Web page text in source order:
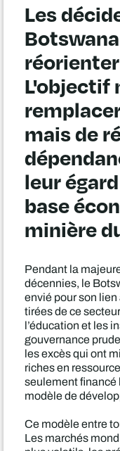
Les
L'objectif
mais de
leur
base
minière
Pendant la
décennies, le
envié pour son
tirées de ce
l’éducation et les
gouvernance
les excès qui ont
riches en
seulement financé
modèle de
Ce modèle entre
Les marchés